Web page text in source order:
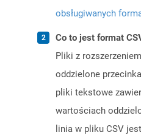
obsługiwanych
Co to jest format
Pliki z
oddzielone
pliki tekstowe
wartościach
linia w pliku CSV